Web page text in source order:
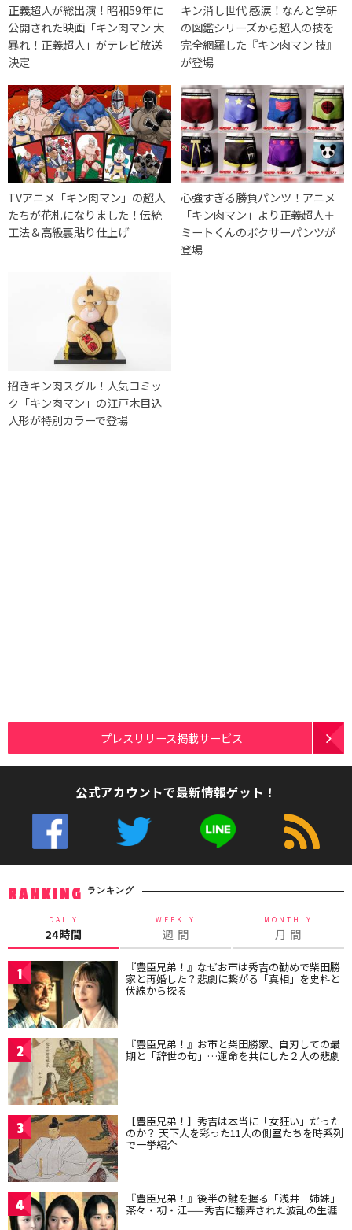
正義超人が総出演！昭和59年に
公開された映画「キン肉マン 大
暴れ！正義超人」がテレビ放送
決定
キン消し世代 感涙！なんと学研
の図鑑シリーズから超人の技を
完全網羅した『キン肉マン 技』
が登場
TVアニメ「キン肉マン」の超人
たちが花札になりました！伝統
工法＆高級裏貼り仕上げ
心強すぎる勝負パンツ！アニメ
「キン肉マン」より正義超人＋
ミートくんのボクサーパンツが
登場
招きキン肉スグル！人気コミッ
ク「キン肉マン」の江戸木目込
人形が特別カラーで登場
プレスリリース掲載サービス
公式アカウントで最新情報ゲット！
RANKING ランキング
DAILY
24時間
WEEKLY
週 間
MONTHLY
月 間
1 『豊臣兄弟！』なぜお市は秀吉の勧めで柴田勝
家と再婚した？悲劇に繋がる「真相」を史料と
伏線から探る
2 『豊臣兄弟！』お市と柴田勝家、自刃しての最
期と「辞世の句」…運命を共にした２人の悲劇
3 【豊臣兄弟！】秀吉は本当に「女狂い」だった
のか？ 天下人を彩った11人の側室たちを時系列
で一挙紹介
4 『豊臣兄弟！』後半の鍵を握る「浅井三姉妹」
茶々・初・江——秀吉に翻弄された波乱の生涯